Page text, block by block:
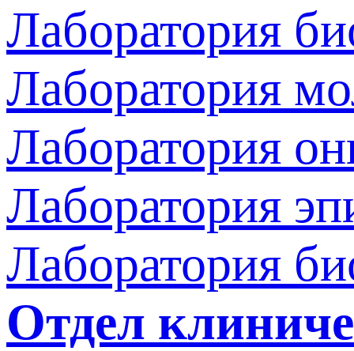
Лаборатория
Лаборатория
Лаборатория
Лаборатория
Лаборатория
Отдел